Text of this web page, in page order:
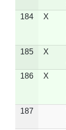
184 X
185 X
186 X
187